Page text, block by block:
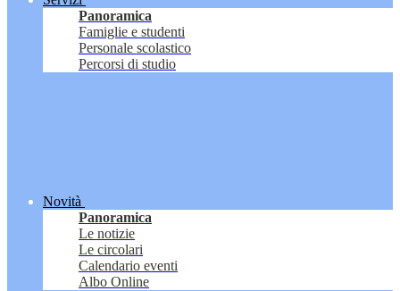
Panoramica
Famiglie e studenti
Personale scolastico
Percorsi di studio
Novità
Panoramica
Le notizie
Le circolari
Calendario eventi
Albo Online